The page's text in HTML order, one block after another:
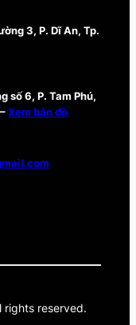
3, P. Dĩ An, Tp.
số 6, P. Tam Phú,
–Xem bản đồ
rights reserved.